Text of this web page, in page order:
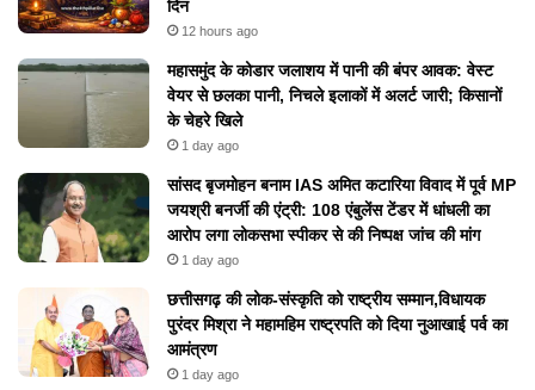
दिन
12 hours ago
महासमुंद के कोडार जलाशय में पानी की बंपर आवक: वेस्ट
वेयर से छलका पानी, निचले इलाकों में अलर्ट जारी; किसानों
के चेहरे खिले
1 day ago
सांसद बृजमोहन बनाम IAS अमित कटारिया विवाद में पूर्व MP
जयश्री बनर्जी की एंट्री: 108 एंबुलेंस टेंडर में धांधली का
आरोप लगा लोकसभा स्पीकर से की निष्पक्ष जांच की मांग
1 day ago
छत्तीसगढ़ की लोक-संस्कृति को राष्ट्रीय सम्मान,विधायक
पुरंदर मिश्रा ने महामहिम राष्ट्रपति को दिया नुआखाई पर्व का
आमंत्रण
1 day ago